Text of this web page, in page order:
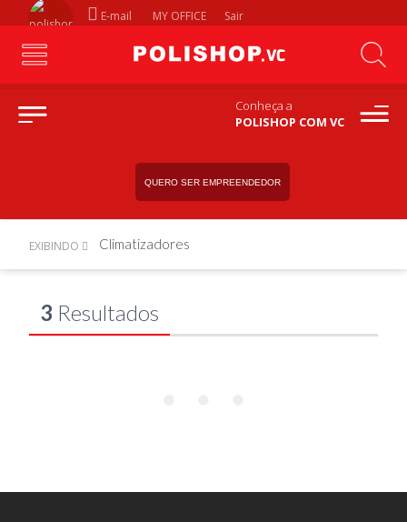
E-mail MY OFFICE Sair
Conheça a
POLISHOP COM VC
QUERO SER EMPREENDEDOR
EXIBINDO Climatizadores
3 Resultados